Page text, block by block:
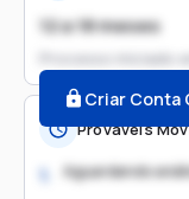
12 a 18 meses
Processo iniciado
Criar Conta
Prováveis
1. Aguardando